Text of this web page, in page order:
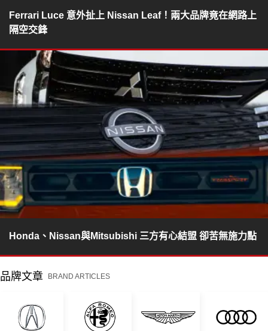
Ferrari Luce 意外扯上 Nissan Leaf！兩大品牌竟在網路上
隔空交鋒
Honda、Nissan與Mitsubishi 三方有心結盟 卻苦無施力點
品牌文章 BRAND ARTICLES